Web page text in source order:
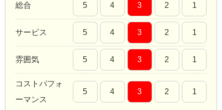
総合 5 4 3 2 1
サービス 5 4 3 2 1
雰囲気 5 4 3 2 1
コストパフォ
ーマンス
5 4 3 2 1